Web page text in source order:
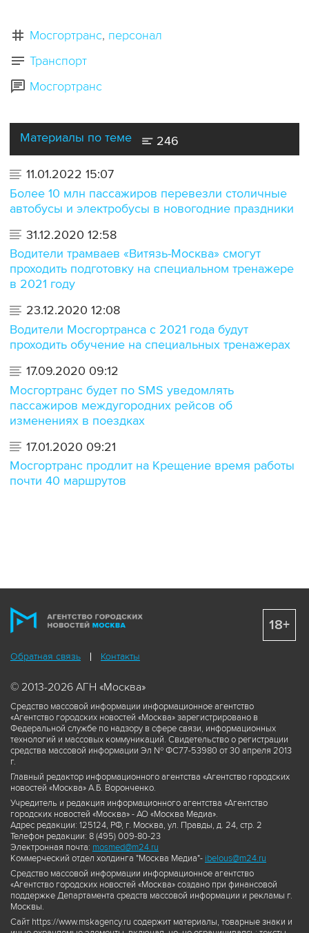
Мосгортранс персонал
Транспорт
Мосгортранс
Материалы по теме 246
11.01.2022 15:07
Более 10 млн пассажиров перевезли столичные
автобусы и электробусы в новогодние праздники
31.12.2020 12:58
Водители трамваев «Витязь-Москва» смогут
проходить подготовку на специальном тренажере
в 2021 году
23.12.2020 12:08
Водители Мосгортранса с 2021 года будут
проходить обучение на специальных тренажерах
17.09.2020 09:12
Мосгортранс будет по SMS уведомлять
пассажиров междугородних рейсов об
изменениях в поездках
17.01.2020 09:21
Мосгортранс продлит на Крещение время работы
почти 40 маршрутов
Обратная связь Контакты
© 2013-2026 АГН «Москва»
Средство массовой информации информационное агентство
«Агентство городских новостей «Москва» зарегистрировано в
Федеральной службе по надзору в сфере связи, информационных
технологий и массовых коммуникаций. Свидетельство о регистрации
средства массовой информации Эл № ФС77-53980 от 30 апреля 2013
г.
Главный редактор информационного агентства «Агентство городских
новостей «Москва» А.Б. Воронченко.
Учредитель и редакция информационного агентства «Агентство
городских новостей «Москва» - АО «Москва Медиа».
Адрес редакции: 125124, РФ, г. Москва, ул. Правды, д. 24, стр. 2
Телефон редакции: 8 (495) 009-80-23
Электронная почта: mosmed@m24.ru
Коммерческий отдел холдинга "Москва Медиа"- ibelous@m24.ru
Средство массовой информации информационное агентство
«Агентство городских новостей «Москва» создано при финансовой
поддержке Департамента средств массовой информации и рекламы г.
Москвы.
Сайт https://www.mskagency.ru содержит материалы, товарные знаки и
18+